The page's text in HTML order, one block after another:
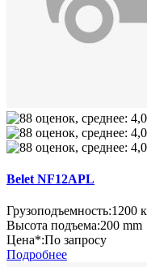
Belet NF12APL
Грузоподъемность:1200
Высота подъема:200 mm
Цена*:По запросу
Подробнее